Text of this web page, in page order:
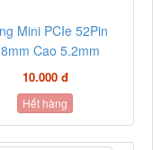
Mini PCIe 52Pin
Cao 5.2mm
10.000 đ
Hết hàng